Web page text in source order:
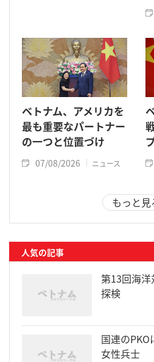
ベトナム、アメリカを
最も重要なパートナー
の一つと位置づけ
07/08/2026 ニュース
もっと見
人気の記事
第13回海
探検
国連の
女性兵士